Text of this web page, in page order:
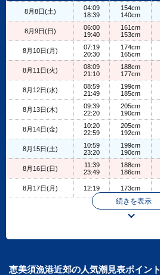
8月8日(土)
04:09
18:39
154cm
140cm
8月9日(日)
06:00
19:40
161cm
153cm
8月10日(月)
07:19
20:30
174cm
165cm
8月11日(火)
08:09
21:10
188cm
177cm
8月12日(水)
08:59
21:49
199cm
185cm
8月13日(木)
09:39
22:20
205cm
190cm
8月14日(金)
10:20
22:59
205cm
192cm
8月15日(土)
10:59
23:20
199cm
190cm
8月16日(日)
11:39
23:49
188cm
186cm
8月17日(月) 12:19 173cm
続きを表示
恵美須漁港近郊の人気潮見表ポイント